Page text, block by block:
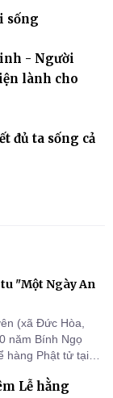
sống
- Người
lành cho
đủ ta sống cả
"Một Ngày An
(xã Đức Hòa,
năm Bính Ngọ
hàng Phật tử tại
Lễ hằng